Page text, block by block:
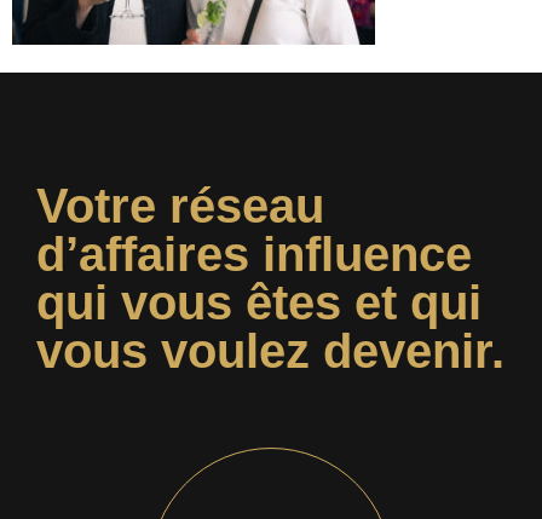
Votre réseau
d’affaires influence
qui vous êtes et qui
vous voulez devenir.